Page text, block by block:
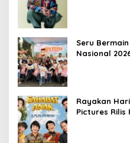
Seru
Nasional
Rayakan
Pictures Rilis